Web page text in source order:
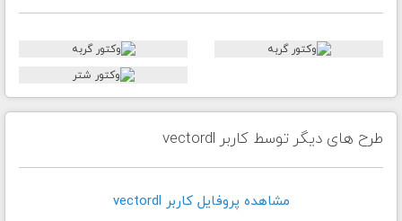
طرح های دیگر توسط کاربر vectordl
مشاهده پروفايل کاربر vectordl